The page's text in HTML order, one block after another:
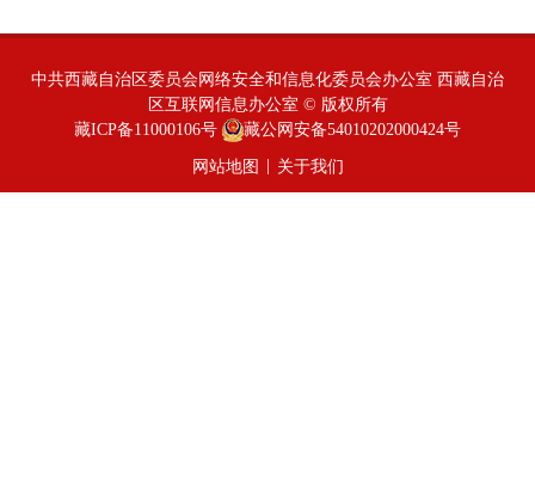
中共西藏自治区委员会网络安全和信息化委员会办公室 西藏自治
区互联网信息办公室 © 版权所有
藏ICP备11000106号
藏公网安备54010202000424号
网站地图 关于我们